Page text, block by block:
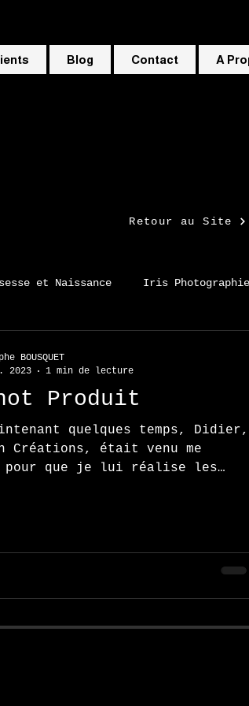
Blog Contact A
Retour au Site
et Naissance Iris Photographie
Produit
quelques temps, Didier,
Créations, était venu me
pour que je lui réalise les
BOUSQUET
2023
1 min de lecture